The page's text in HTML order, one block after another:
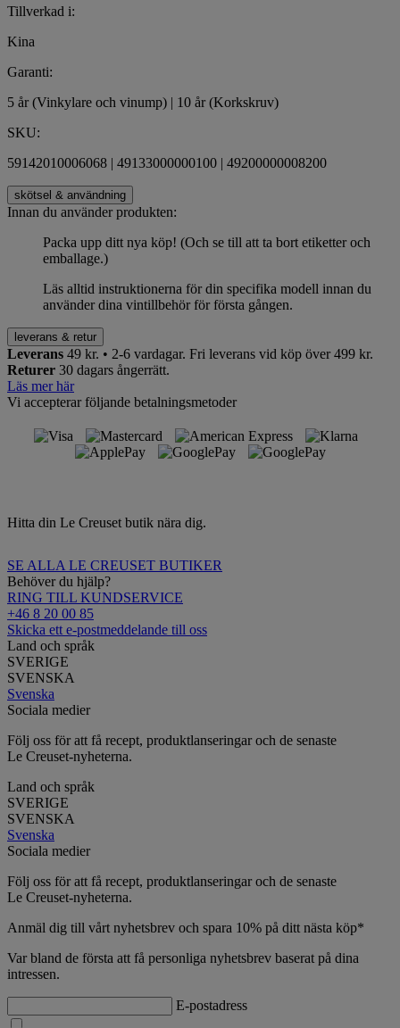
Tillverkad i:
Kina
Garanti:
5 år (Vinkylare och vinump) | 10 år (Korkskruv)
SKU:
59142010006068 | 49133000000100 | 49200000008200
skötsel & användning
Innan du använder produkten:
Packa upp ditt nya köp! (Och se till att ta bort etiketter och
emballage.)
Läs alltid instruktionerna för din specifika modell innan du
använder dina vintillbehör för första gången.
leverans & retur
Leverans 49 kr. • 2-6 vardagar. Fri leverans vid köp över 499 kr.
Returer 30 dagars ångerrätt.
Läs mer här
Vi accepterar följande betalningsmetoder
Hitta din Le Creuset butik nära dig.
SE ALLA LE CREUSET BUTIKER
Behöver du hjälp?
RING TILL KUNDSERVICE
+46 8 20 00 85
Skicka ett e-postmeddelande till oss
Land och språk
SVERIGE
SVENSKA
Svenska
Sociala medier
Följ oss för att få recept, produktlanseringar och de senaste
Le Creuset-nyheterna.
Land och språk
SVERIGE
SVENSKA
Svenska
Sociala medier
Följ oss för att få recept, produktlanseringar och de senaste
Le Creuset-nyheterna.
Anmäl dig till vårt nyhetsbrev och spara 10% på ditt nästa köp*
Var bland de första att få personliga nyhetsbrev baserat på dina
intressen.
E-postadress